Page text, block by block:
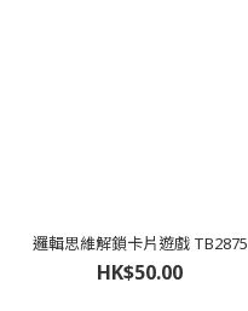
邏輯思維解鎖卡片遊戲 TB2875
HK$50.00